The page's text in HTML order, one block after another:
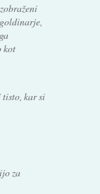
kot
kar si
za